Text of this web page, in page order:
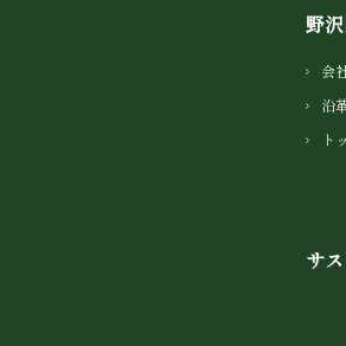
野
会
沿
ト
サ